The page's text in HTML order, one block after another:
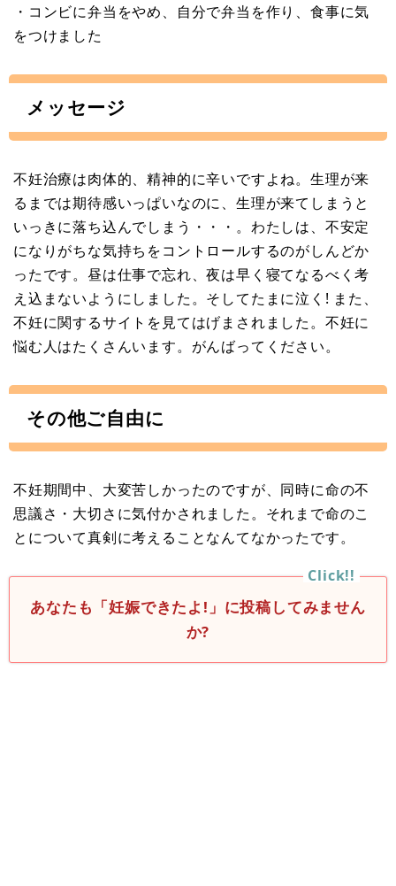
・コンビに弁当をやめ、自分で弁当を作り、食事に気
をつけました
メッセージ
不妊治療は肉体的、精神的に辛いですよね。生理が来
るまでは期待感いっぱいなのに、生理が来てしまうと
いっきに落ち込んでしまう・・・。わたしは、不安定
になりがちな気持ちをコントロールするのがしんどか
ったです。昼は仕事で忘れ、夜は早く寝てなるべく考
え込まないようにしました。そしてたまに泣く! また、
不妊に関するサイトを見てはげまされました。不妊に
悩む人はたくさんいます。がんばってください。
その他ご自由に
不妊期間中、大変苦しかったのですが、同時に命の不
思議さ・大切さに気付かされました。それまで命のこ
とについて真剣に考えることなんてなかったです。
あなたも「妊娠できたよ!」に投稿してみません
か?